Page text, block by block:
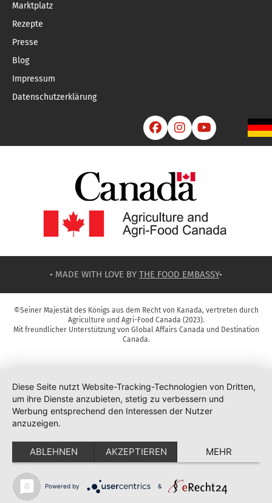
Marktplatz
Rezepte
Presse
Blog
Impressum
Datenschutzerklärung
  
• MADE WITH LOVE BY THE FOOD EMBASSY•
©Seiner Majestät des Königs aus dem Recht von Kanada, vertreten durch
Agriculture und Agri-Food Canada (2023).
Mit freundlicher Unterstützung von Global Affairs Canada und Destination
Canada.
Diese Seite nutzt Website-Tracking-Technologien von Dritten,
um ihre Dienste anzubieten, stetig zu verbessern und
Werbung entsprechend den Interessen der Nutzer
anzuzeigen.
ABLEHNEN AKZEPTIEREN MEHR
Powered by &